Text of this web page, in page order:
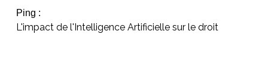
Ping :
L'impact de l'Intelligence Artificielle sur le droit